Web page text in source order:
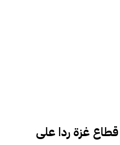
قطاع غزة ردا على